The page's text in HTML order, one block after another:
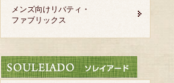
メンズ向けリバティ・
ファブリックス